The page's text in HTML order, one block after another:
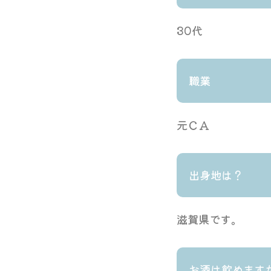
30代
職業
元ＣＡ
出身地は？
滋賀県です。